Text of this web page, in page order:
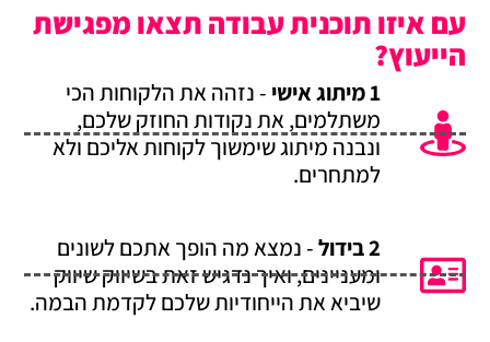
עם איזו תוכנית עבודה תצאו מפגישת
הייעוץ?
1 מיתוג אישי
- נזהה את הלקוחות הכי
משתלמים, את נקודות החוזק שלכם,
ונבנה מיתוג שימשוך לקוחות אליכם ולא
למתחרים.
2 בידול
- נמצא מה הופך אתכם לשונים
ומעניינים, ואיך נדגיש זאת בשיווק שיווק
שיביא את הייחודיות שלכם לקדמת הבמה.